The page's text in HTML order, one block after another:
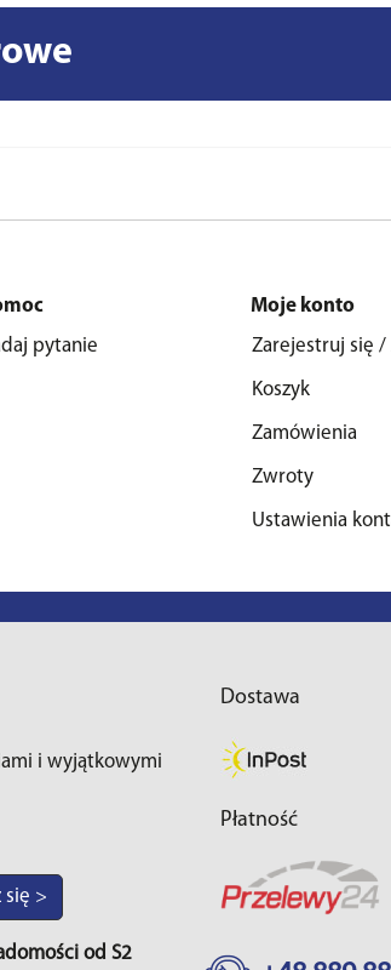
pytanie
Moje konto
Zarejestruj się /
Koszyk
Zamówienia
Zwroty
Ustawienia
i wyjątkowymi
się >
od S2
Dostawa
Płatność